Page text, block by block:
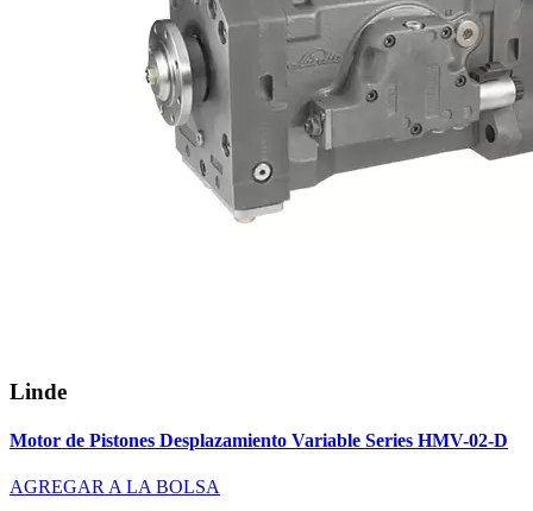
Linde
Motor de Pistones Desplazamiento Variable Series HMV-02-D
AGREGAR A LA BOLSA